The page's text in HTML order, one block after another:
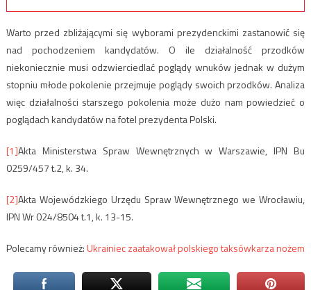
Warto przed zbliżającymi się wyborami prezydenckimi zastanowić się
nad pochodzeniem kandydatów. O ile działalność przodków
niekoniecznie musi odzwierciedlać poglądy wnuków jednak w dużym
stopniu młode pokolenie przejmuje poglądy swoich przodków. Analiza
więc działalności starszego pokolenia może dużo nam powiedzieć o
poglądach kandydatów na fotel prezydenta Polski.
[1]Akta Ministerstwa Spraw Wewnętrznych w Warszawie, IPN Bu
0259/457 t.2, k. 34.
[2]Akta Wojewódzkiego Urzędu Spraw Wewnętrznego we Wrocławiu,
IPN Wr 024/8504 t.1, k. 13-15.
Polecamy również:Ukrainiec zaatakował polskiego taksówkarza nożem